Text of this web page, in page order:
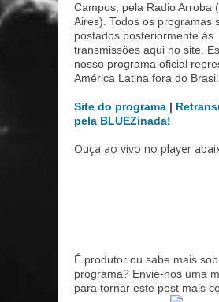
Campos, pela Radio Arroba
Aires). Todos os programas
postados posteriormente ás
transmissões aqui no site.
nosso programa oficial
América Latina fora do Brasil.
Site do programa |
pela BLUEZinada!
Ouça ao vivo no player
É produtor ou sabe mais
programa? Envie-nos uma
para tornar este post mais